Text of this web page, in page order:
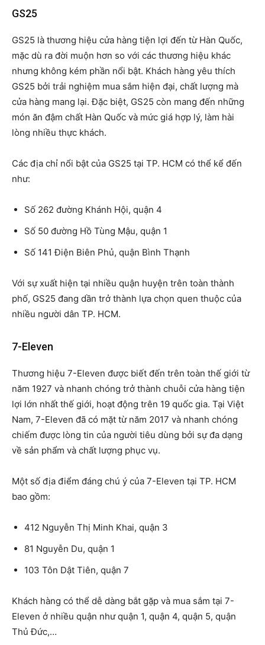
GS25
GS25 là thương hiệu cửa hàng tiện lợi đến từ Hàn Quốc,
mặc dù ra đời muộn hơn so với các thương hiệu khác
nhưng không kém phần nổi bật. Khách hàng yêu thích
GS25 bởi trải nghiệm mua sắm hiện đại, chất lượng mà
cửa hàng mang lại. Đặc biệt, GS25 còn mang đến những
món ăn đậm chất Hàn Quốc và mức giá hợp lý, làm hài
lòng nhiều thực khách.
Các địa chỉ nổi bật của GS25 tại TP. HCM có thể kể đến
như:
Số 262 đường Khánh Hội, quận 4
Số 50 đường Hồ Tùng Mậu, quận 1
Số 141 Điện Biên Phủ, quận Bình Thạnh
Với sự xuất hiện tại nhiều quận huyện trên toàn thành
phố, GS25 đang dần trở thành lựa chọn quen thuộc của
nhiều người dân TP. HCM.
7-Eleven
Thương hiệu 7-Eleven được biết đến trên toàn thế giới từ
năm 1927 và nhanh chóng trở thành chuỗi cửa hàng tiện
lợi lớn nhất thế giới, hoạt động trên 19 quốc gia. Tại Việt
Nam, 7-Eleven đã có mặt từ năm 2017 và nhanh chóng
chiếm được lòng tin của người tiêu dùng bởi sự đa dạng
về sản phẩm và chất lượng phục vụ.
Một số địa điểm đáng chú ý của 7-Eleven tại TP. HCM
bao gồm:
412 Nguyễn Thị Minh Khai, quận 3
81 Nguyễn Du, quận 1
103 Tôn Dật Tiên, quận 7
Khách hàng có thể dễ dàng bắt gặp và mua sắm tại 7-
Eleven ở nhiều quận như quận 1, quận 4, quận 5, quận
Thủ Đức,…